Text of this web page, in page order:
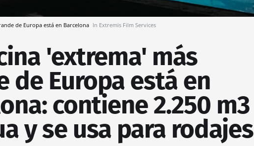
de Europa está en Barcelona In Extremis Film Services
'extrema' más
de Europa está en
contiene 2.250 m3
y se usa para rodajes